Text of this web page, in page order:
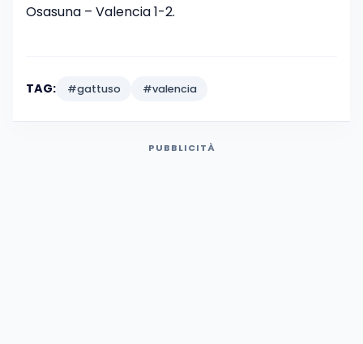
Osasuna – Valencia 1-2.
TAG: #gattuso #valencia
PUBBLICITÀ